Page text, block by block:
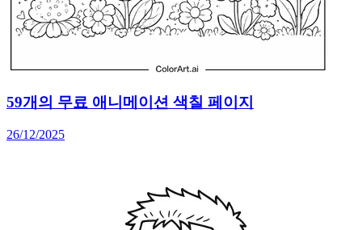
59개의 무료 애니메이션 색칠 페이지
26/12/2025